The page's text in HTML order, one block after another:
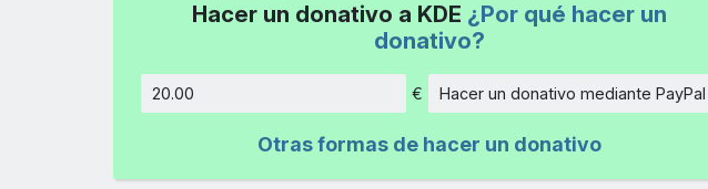
Hacer un donativo a KDE ¿Por qué hacer un
donativo?
Cantidad
€ Hacer un donativo mediante PayPal
Otras formas de hacer un donativo